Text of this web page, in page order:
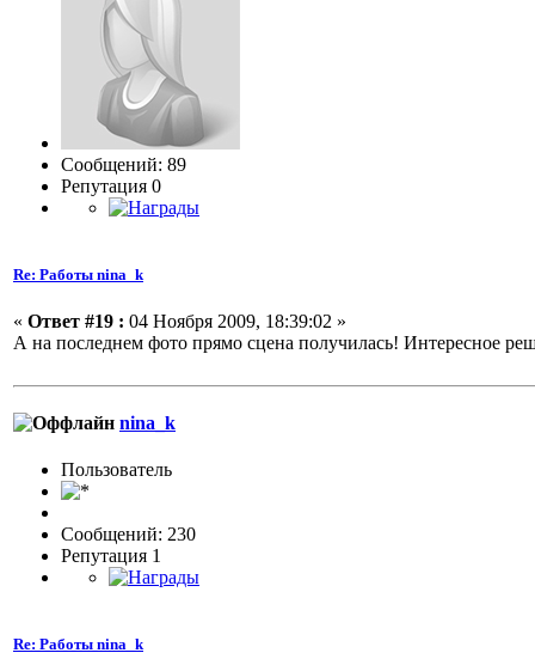
Сообщений: 89
Репутация 0
Re: Работы nina_k
« Ответ #19 : 04 Ноября 2009, 18:39:02 »
А на последнем фото прямо сцена получилась! Интересное
nina_k
Пользовaтeль
Сообщений: 230
Репутация 1
Re: Работы nina_k